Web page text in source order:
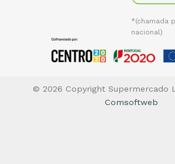
*(chamada
nacional)
© 2026 Copyright Supermercado
Comsoftweb